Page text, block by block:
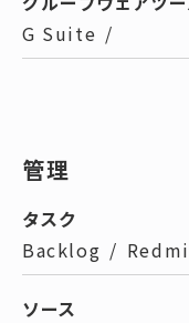
G Suite /
管理
タスク
Backlog /
ソース